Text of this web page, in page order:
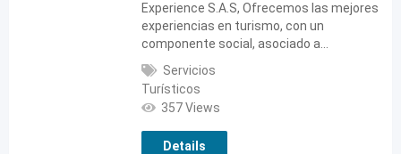
Experience S.A.S, Ofrecemos las mejores
experiencias en turismo, con un
componente social, asociado a…
Servicios
Turísticos
357 Views
Details